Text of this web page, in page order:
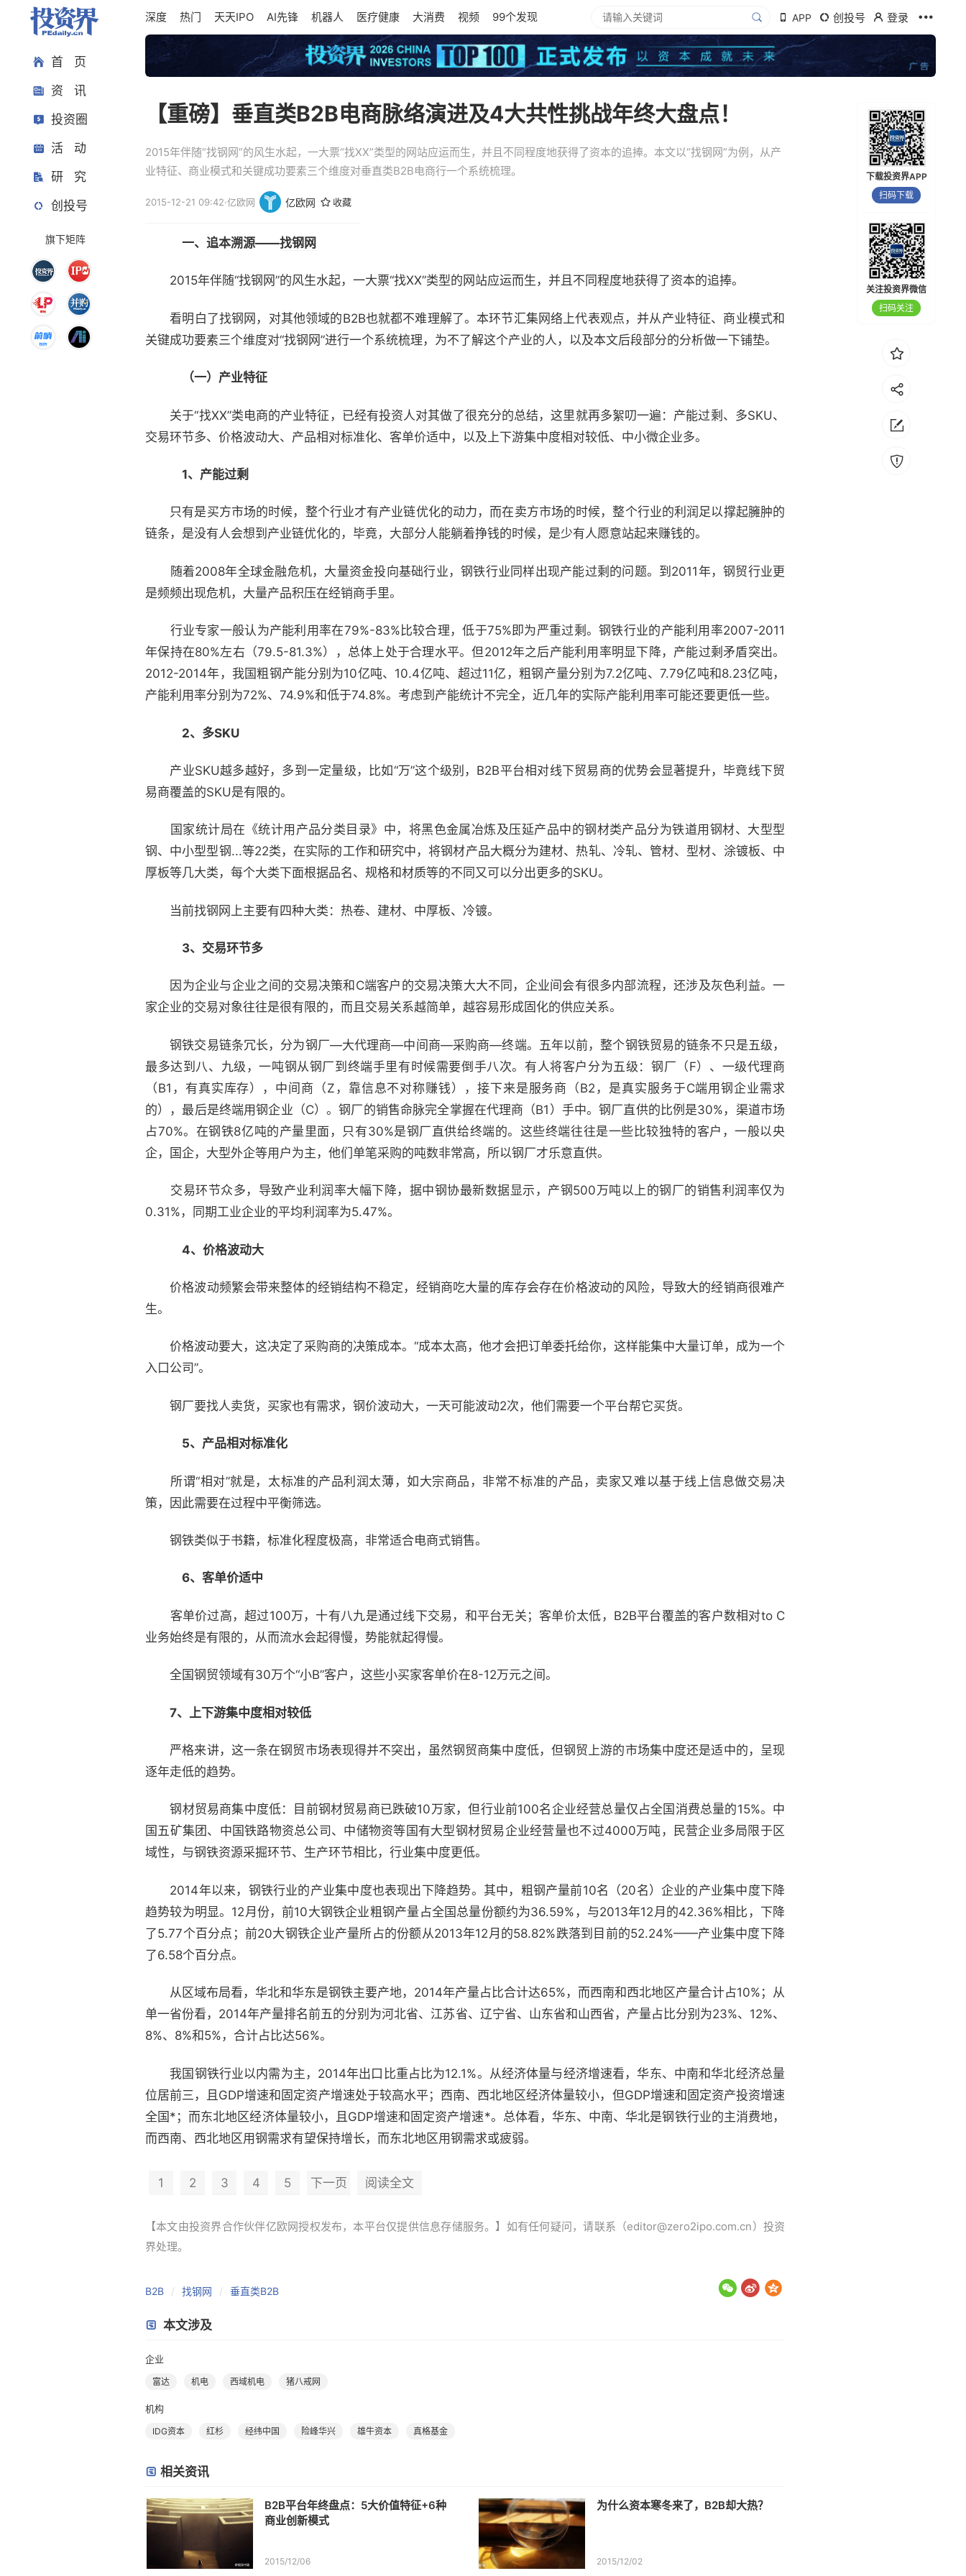
首 页
资 讯
投资圈
活 动
研 究
创投号
旗下矩阵
深度 热门 天天IPO AI先锋 机器人 医疗健康 大消费 视频 99个发现 APP 创投号 登录
【重磅】垂直类B2B电商脉络演进及4大共性挑战年终大盘点！
2015年伴随“找钢网”的风生水起，一大票“找XX”类型的网站应运而生，并且不同程度地获得了资本的追捧。本文以“找钢网”为例，从产
业特征、商业模式和关键成功要素三个维度对垂直类B2B电商行一个系统梳理。
2015-12-21 09:42·亿欧网 亿欧网 收藏
一、追本溯源——找钢网
2015年伴随“找钢网”的风生水起，一大票“找XX”类型的网站应运而生，并且不同程度地获得了资本的追捧。
看明白了找钢网，对其他领域的B2B也就都不难理解了。本环节汇集网络上代表观点，并从产业特征、商业模式和
关键成功要素三个维度对“找钢网”进行一个系统梳理，为不了解这个产业的人，以及本文后段部分的分析做一下铺垫。
（一）产业特征
关于“找XX”类电商的产业特征，已经有投资人对其做了很充分的总结，这里就再多絮叨一遍：产能过剩、多SKU、
交易环节多、价格波动大、产品相对标准化、客单价适中，以及上下游集中度相对较低、中小微企业多。
1、产能过剩
只有是买方市场的时候，整个行业才有产业链优化的动力，而在卖方市场的时候，整个行业的利润足以撑起臃肿的
链条，是没有人会想到产业链优化的，毕竟，大部分人能躺着挣钱的时候，是少有人愿意站起来赚钱的。
随着2008年全球金融危机，大量资金投向基础行业，钢铁行业同样出现产能过剩的问题。到2011年，钢贸行业更
是频频出现危机，大量产品积压在经销商手里。
行业专家一般认为产能利用率在79%-83%比较合理，低于75%即为严重过剩。钢铁行业的产能利用率2007-2011
年保持在80%左右（79.5-81.3%），总体上处于合理水平。但2012年之后产能利用率明显下降，产能过剩矛盾突出。
2012-2014年，我国粗钢产能分别为10亿吨、10.4亿吨、超过11亿，粗钢产量分别为7.2亿吨、7.79亿吨和8.23亿吨，
产能利用率分别为72%、74.9%和低于74.8%。考虑到产能统计不完全，近几年的实际产能利用率可能还要更低一些。
2、多SKU
产业SKU越多越好，多到一定量级，比如“万”这个级别，B2B平台相对线下贸易商的优势会显著提升，毕竟线下贸
易商覆盖的SKU是有限的。
国家统计局在《统计用产品分类目录》中，将黑色金属冶炼及压延产品中的钢材类产品分为铁道用钢材、大型型
钢、中小型型钢...等22类，在实际的工作和研究中，将钢材产品大概分为建材、热轧、冷轧、管材、型材、涂镀板、中
厚板等几大类，每个大类下面根据品名、规格和材质等的不同又可以分出更多的SKU。
当前找钢网上主要有四种大类：热卷、建材、中厚板、冷镀。
3、交易环节多
因为企业与企业之间的交易决策和C端客户的交易决策大大不同，企业间会有很多内部流程，还涉及灰色利益。一
家企业的交易对象往往是很有限的，而且交易关系越简单，越容易形成固化的供应关系。
钢铁交易链条冗长，分为钢厂—大代理商—中间商—采购商—终端。五年以前，整个钢铁贸易的链条不只是五级，
最多达到八、九级，一吨钢从钢厂到终端手里有时候需要倒手八次。有人将客户分为五级：钢厂（F）、一级代理商
（B1，有真实库存），中间商（Z，靠信息不对称赚钱），接下来是服务商（B2，是真实服务于C端用钢企业需求
的），最后是终端用钢企业（C）。钢厂的销售命脉完全掌握在代理商（B1）手中。钢厂直供的比例是30%，渠道市场
占70%。在钢铁8亿吨的产量里面，只有30%是钢厂直供给终端的。这些终端往往是一些比较独特的客户，一般以央
企，国企，大型外企等用户为主，他们单笔采购的吨数非常高，所以钢厂才乐意直供。
交易环节众多，导致产业利润率大幅下降，据中钢协最新数据显示，产钢500万吨以上的钢厂的销售利润率仅为
0.31%，同期工业企业的平均利润率为5.47%。
4、价格波动大
价格波动频繁会带来整体的经销结构不稳定，经销商吃大量的库存会存在价格波动的风险，导致大的经销商很难产
生。
价格波动要大，这决定了采购商的决策成本。“成本太高，他才会把订单委托给你，这样能集中大量订单，成为一个
入口公司”。
钢厂要找人卖货，买家也有需求，钢价波动大，一天可能波动2次，他们需要一个平台帮它买货。
5、产品相对标准化
所谓“相对”就是，太标准的产品利润太薄，如大宗商品，非常不标准的产品，卖家又难以基于线上信息做交易决
策，因此需要在过程中平衡筛选。
钢铁类似于书籍，标准化程度极高，非常适合电商式销售。
6、客单价适中
客单价过高，超过100万，十有八九是通过线下交易，和平台无关；客单价太低，B2B平台覆盖的客户数相对to C
业务始终是有限的，从而流水会起得慢，势能就起得慢。
全国钢贸领域有30万个“小B”客户，这些小买家客单价在8-12万元之间。
7、上下游集中度相对较低
严格来讲，这一条在钢贸市场表现得并不突出，虽然钢贸商集中度低，但钢贸上游的市场集中度还是适中的，呈现
逐年走低的趋势。
钢材贸易商集中度低：目前钢材贸易商已跌破10万家，但行业前100名企业经营总量仅占全国消费总量的15%。 中
国五矿集团、中国铁路物资总公司、中储物资等国有大型钢材贸易企业经营量也不过4000万吨，民营企业多局限于区
域性，与钢铁资源采掘环节、生产环节相比，行业集中度更低。
2014年以来，钢铁行业的产业集中度也表现出下降趋势。其中，粗钢产量前10名（20名）企业的产业集中度下降
趋势较为明显。12月份，前10大钢铁企业粗钢产量占全国总量份额约为36.59%，与2013年12月的42.36%相比，下降
了5.77个百分点 ；前20大钢铁企业产量所占的份额从2013年12月的58.82%跌落到目前的52.24%——产业集中度下降
了6.58个百分点。
从区域布局看，华北和华东是钢铁主要产地，2014年产量占比合计达65%，而西南和西北地区产量合计占10%；从
单一省份看，2014年产量排名前五的分别为河北省、江苏省、辽宁省、山东省和山西省，产量占比分别为23%、12%、
8%、8%和5%，合计占比达56%。
我国钢铁行业以内需为主，2014年出口比重占比为12.1%。从经济体量与经济增速看，华东、中南和华北经济总量
位居前三，且GDP增速和固定资产增速处于较高水平；西南、西北地区经济体量较小，但GDP增速和固定资产投资增速
全国*；而东北地区经济体量较小，且GDP增速和固定资产增速*。总体看，华东、中南、华北是钢铁行业的主消费地，
而西南、西北地区用钢需求有望保持增长，而东北地区用钢需求或疲弱。
1 2 3 4 5 下一页 阅读全文
【本文由投资界合作伙伴亿欧网授权发布，本平台仅提供信息存储服务。】如有任何疑问，请联系（editor@zero2ipo.com.cn）投资
界处理。
B2B 找钢网 垂直类B2B
本文涉及
企业
富达 机电 西域机电 猪八戒网
机构
IDG资本 红杉 经纬中国 险峰华兴 雄牛资本 真格基金
相关资讯
B2B平台年终盘点：5大价值特征+6种
商业创新模式
2015/12/06
为什么资本寒冬来了，B2B却大热？
2015/12/02
下载投资界APP
扫码下载
关注投资界微信
扫码关注